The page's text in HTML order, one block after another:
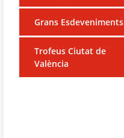
Grans Esdeveniments
Trofeus Ciutat de
València